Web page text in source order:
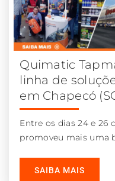
Quimatic
linha de
em Chapecó
Entre os dias 24 e 26
promoveu mais uma
SAIBA MAIS